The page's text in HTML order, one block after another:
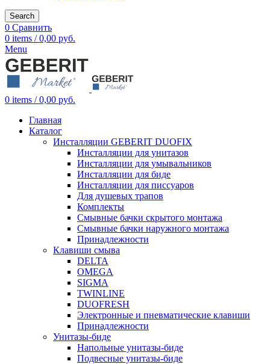
Search
0 Сравнить
0 items / 0,00 руб.
Menu
0 items / 0,00 руб.
Главная
Каталог
Инсталляции GEBERIT DUOFIX
Инсталляции для унитазов
Инсталляции для умывальников
Инсталляции для биде
Инсталляции для писсуаров
Для душевых трапов
Комплекты
Смывные бачки скрытого монтажа
Смывные бачки наружного монтажа
Принадлежности
Клавиши смыва
DELTA
OMEGA
SIGMA
TWINLINE
DUOFRESH
Электронные и пневматические клавиши
Принадлежности
Унитазы-биде
Напольные унитазы-биде
Подвесные унитазы-биде